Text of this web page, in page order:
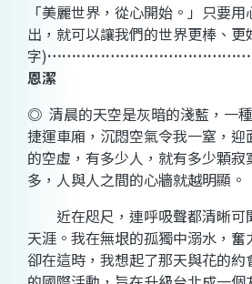
「美麗世界，從心開始。」只要
出，就可以讓我們的世界更棒、更
字)
恩潔
◎ 清晨的天空是灰暗的淺藍，一
捷運車廂，沉悶空氣令我一窒，
的空虛，有多少人，就有多少顆
多，人與人之間的心牆就越明顯。
近在咫尺，連呼吸聲都清晰可
天涯。我在無垠的孤獨中溺水，奮
卻在這時，我想起了那天與花的